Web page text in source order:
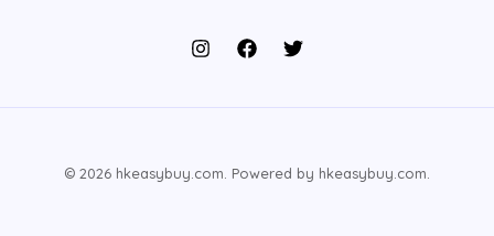
© 2026 hkeasybuy.com. Powered by hkeasybuy.com.